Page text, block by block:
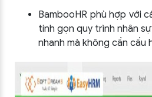
BambooHR phù hợp với
tinh gọn quy trình nhân
nhanh mà không cần cấu